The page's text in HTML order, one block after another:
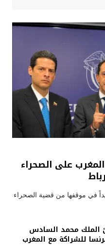
على الصحراء
في موقفها من قضية الصحراء
الملك محمد السادس
للشراكة مع المغرب